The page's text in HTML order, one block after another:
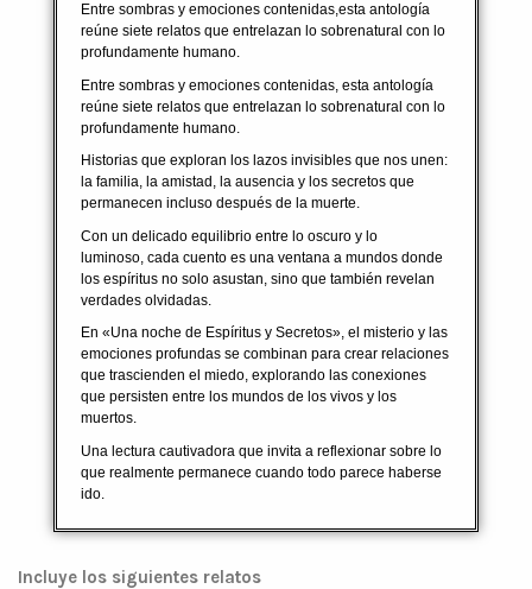
Entre sombras y emociones contenidas,esta antología
reúne siete relatos que entrelazan lo sobrenatural con lo
profundamente humano.
Entre sombras y emociones contenidas, esta antología
reúne siete relatos que entrelazan lo sobrenatural con lo
profundamente humano.
Historias que exploran los lazos invisibles que nos unen:
la familia, la amistad, la ausencia y los secretos que
permanecen incluso después de la muerte.
Con un delicado equilibrio entre lo oscuro y lo
luminoso, cada cuento es una ventana a mundos donde
los espíritus no solo asustan, sino que también revelan
verdades olvidadas.
En «Una noche de Espíritus y Secretos», el misterio y las
emociones profundas se combinan para crear relaciones
que trascienden el miedo, explorando las conexiones
que persisten entre los mundos de los vivos y los
muertos.
Una lectura cautivadora que invita a reflexionar sobre lo
que realmente permanece cuando todo parece haberse
ido.
Incluye los siguientes relatos